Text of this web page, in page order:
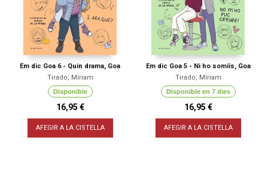
Em dic Goa 6 - Quin drama, Goa
Tirado, Míriam
Disponible
16,95 €
AFEGIR A LA CISTELLA
Em dic Goa 5 - Ni ho somiïs, Goa
Tirado, Míriam
Disponible en 7 dies
16,95 €
AFEGIR A LA CISTELLA